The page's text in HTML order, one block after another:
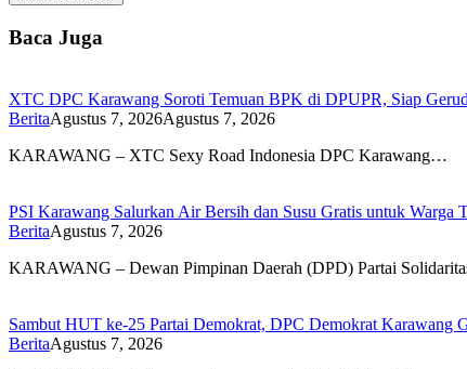
Baca Juga
XTC DPC Karawang Soroti Temuan BPK di DPUPR, Siap
BeritaAgustus 7, 2026Agustus 7, 2026
KARAWANG – XTC Sexy Road Indonesia DPC Karawang…
PSI Karawang Salurkan Air Bersih dan Susu Gratis untuk Warga
BeritaAgustus 7, 2026
KARAWANG – Dewan Pimpinan Daerah (DPD) Partai
Sambut HUT ke-25 Partai Demokrat, DPC Demokrat Karawang
BeritaAgustus 7, 2026